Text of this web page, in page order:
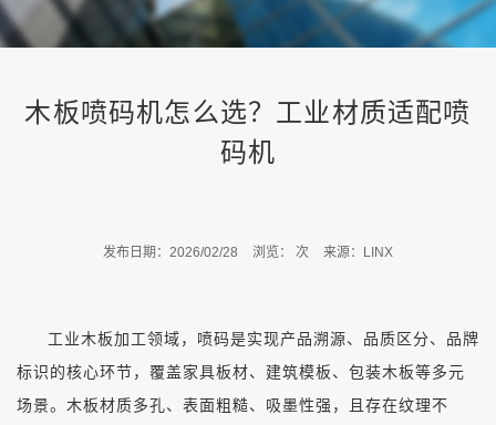
木板喷码机怎么选？工业材质适配喷
码机
发布日期：2026/02/28 浏览： 次 来源：LINX
工业木板加工领域，喷码是实现产品溯源、品质区分、品牌
标识的核心环节，覆盖家具板材、建筑模板、包装木板等多元
场景。木板材质多孔、表面粗糙、吸墨性强，且存在纹理不